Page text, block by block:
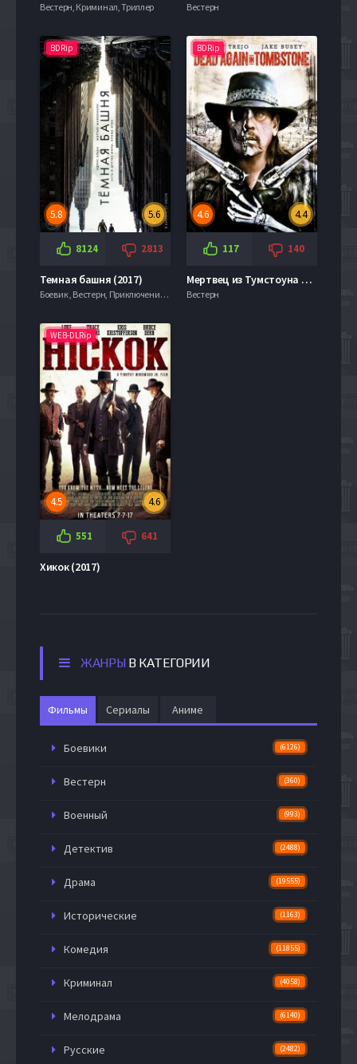
ЖАНРЫВ КАТЕГОРИИ
Фильмы Сериалы Аниме
Боевики (6126)
Вестерн (360)
Военный (993)
Детектив (2488)
Драма (19555)
Исторические (1163)
Комедия (11855)
Криминал (4058)
Мелодрама (6140)
Русские (2482)
Вестерн, Криминал, Триллер Вестерн
BDRip
5.6
5.8
8124 2813
Темная башня (2017)
Боевик , Вестерн, Приключения, Ужасы, Фантастика, Фэнтези, Фильмы 4к
BDRip
4.4
4.6
117 140
Мертвец из Тумстоуна 2 (2017)
Вестерн
WEB-DLRip
4.6
4.5
551 641
Хикок (2017)